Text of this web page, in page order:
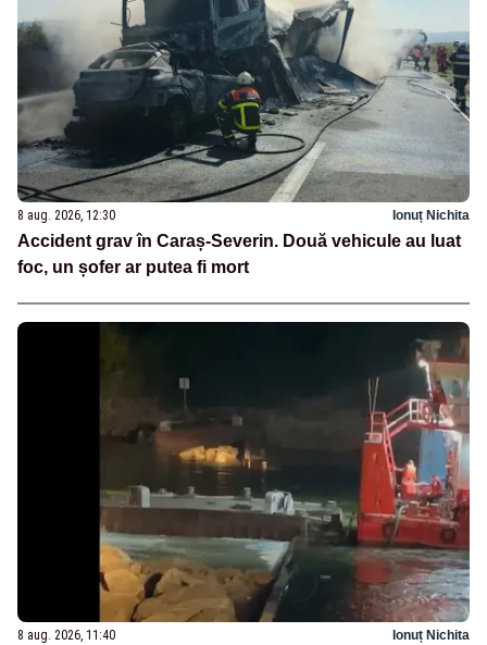
8 aug. 2026, 12:30 Ionuț Nichita
Accident grav în Caraș-Severin. Două vehicule au luat
foc, un șofer ar putea fi mort
8 aug. 2026, 11:40 Ionuț Nichita